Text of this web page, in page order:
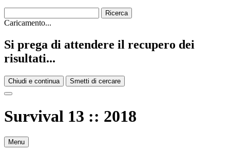
Caricamento...
Si prega di attendere il recupero dei
risultati...
Chiudi e continua Smetti di cercare
Survival 13 :: 2018
Menu